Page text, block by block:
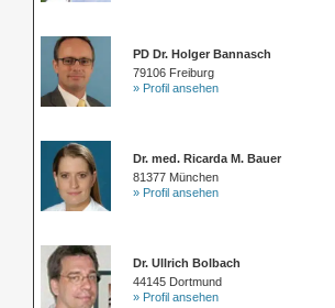
PD Dr. Holger Bannasch
79106 Freiburg
» Profil ansehen
Dr. med. Ricarda M. Bauer
81377 München
» Profil ansehen
Dr. Ullrich Bolbach
44145 Dortmund
» Profil ansehen